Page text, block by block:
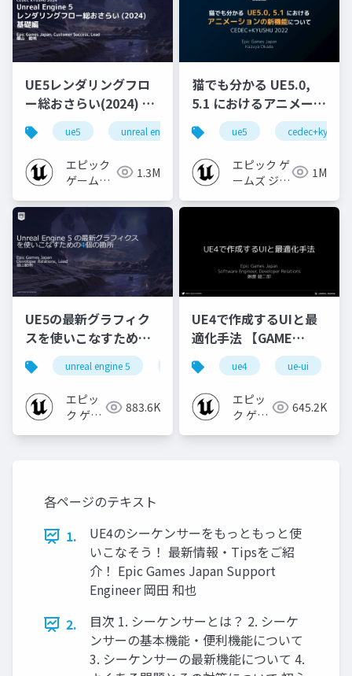
UE5レンダリングフロ
ー総おさらい(2024) 基
礎編！
[CEDEC+KYUSHU
2024]
ue5 unreal engine ue-rendering
エピック
ゲームズ
1.3M
猫でも分かる UE5.0,
5.1 におけるアニメーシ
ョンの新機能について
【CEDEC+KYUSHU
2022】
ue5 cedec+kyushu
エピック ゲ
ームズ ジャ
1M
UE5の最新グラフィク
スを使いこなすための4
個の勘所
[CEDEC+KYUSHU
2023]
unreal engine 5 cedec cedec+kyushu
エピッ
ク ゲー
883.6K
UE4で作成するUIと最
適化手法 【GAME
CREATORS
CONFERENCE '20】
ue4 ue-ui
エピッ
ク ゲー
645.2K
各ページのテキスト
1.
UE4のシーケンサーをもっともっと使
いこなそう！ 最新情報・Tipsをご紹
介！ Epic Games Japan Support
Engineer 岡田 和也
2.
目次 1. シーケンサーとは？ 2. シーケ
ンサーの基本機能・便利機能について
3. シーケンサーの最新機能について 4.